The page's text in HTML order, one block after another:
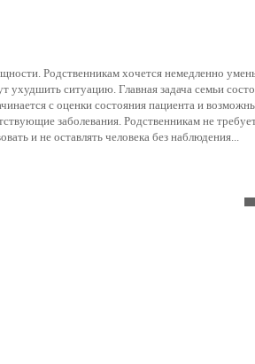
Родственникам хочется немедленно
ухудшить ситуацию. Главная задача семьи
с оценки состояния пациента и
заболевания. Родственникам не
и не оставлять человека без наблюдения...